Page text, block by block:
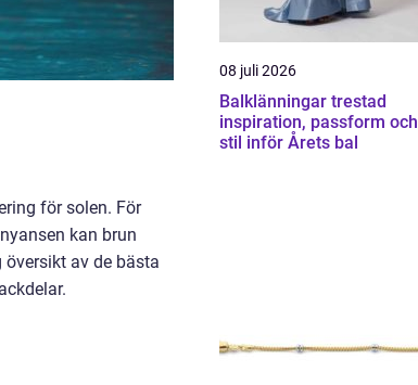
för solen. För
kan brun
av de bästa
08 juli 2026
Balklänningar trestad
inspiration, passform och
stil inför Årets bal